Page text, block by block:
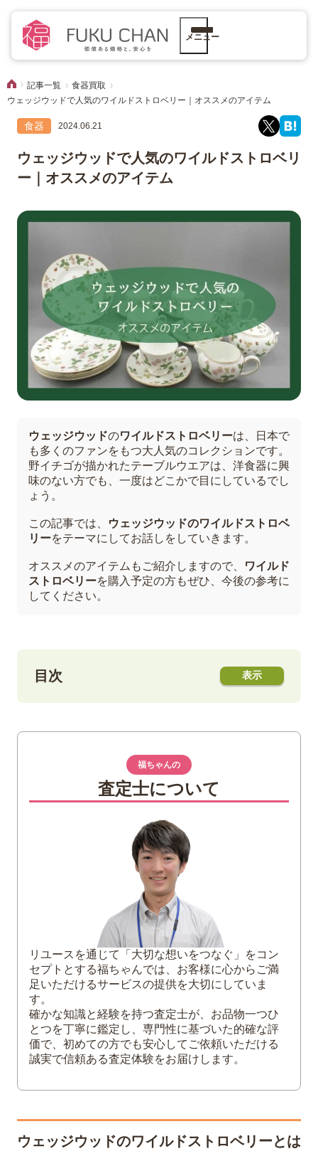
メニュー
記事一覧
食器買取
ウェッジウッドで人気のワイルドストロベリー｜オススメのアイテム
食器 2024.06.21
ウェッジウッドで人気のワイルドストロベリ
ー｜オススメのアイテム
ウェッジウッドのワイルドストロベリーは、日本で
も多くのファンをもつ大人気のコレクションです。
野イチゴが描かれたテーブルウエアは、洋食器に興
味のない方でも、一度はどこかで目にしているでし
ょう。
この記事では、
ウェッジウッドのワイルドストロベ
リーをテーマにしてお話しをしていきます。
オススメのアイテムもご紹介しますので、
ワイルド
ストロベリーを購入予定の方もぜひ、今後の参考に
してください。
目次
ワイルドストロベリーのカラー展開
3 ワイルドストロベリー「カジュアル」とは
ワイルドストロベリーでオススメのアイテ
ワイルドストロベリー ティーカップ＆ソ
ーサー（リー）
ワイルドストロベリー ホワイト プレート
ワイルドストロベリー カジュアル マグ
5
まとめ
ウェッジウッドの買取は福ちゃんへ
福ちゃんの
査定士について
リユースを通じて「大切な想いをつなぐ」をコン
セプトとする福ちゃんでは、お客様に心からご満
足いただけるサービスの提供を大切にしていま
す。
確かな知識と経験を持つ査定士が、お品物一つひ
とつを丁寧に鑑定し、専門性に基づいた的確な評
価で、初めての方でも安心してご依頼いただける
誠実で信頼ある査定体験をお届けします。
ウェッジウッドのワイルドストロベリーとは